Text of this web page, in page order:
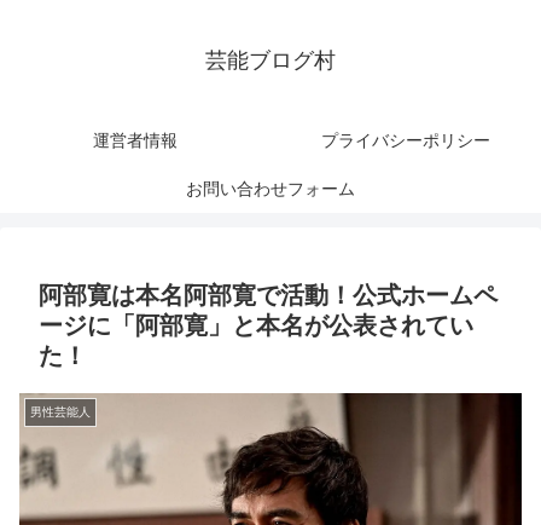
芸能ブログ村
運営者情報 プライバシーポリシー
お問い合わせフォーム
阿部寛は本名阿部寛で活動！公式ホームペ
ージに「阿部寛」と本名が公表されてい
た！
男性芸能人